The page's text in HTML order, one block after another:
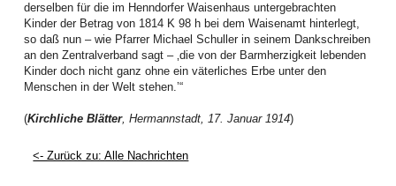
Was Studien über Glauben und Partnerschaft zeigen
Tatsächlich gibt es inzwischen auch wissenschaftliche Hinweise darauf, dass
gemeinsame Religiosität eine positive Rolle für Beziehungen spielen kann.
Langzeitstudien aus der Paarforschung zeigen unter anderem:
Beziehungszufriedenheit.
gemeinsame Orientierung bieten.
derselben für die im Henndorfer Waisenhaus untergebrachten
Kinder der Betrag von 1814 K 98 h bei dem Waisenamt hinterlegt,
so daß nun – wie Pfarrer Michael Schuller in seinem Dankschreiben
an den Zentralverband sagt – ‚die von der Barmherzigkeit lebenden
Kinder doch nicht ganz ohne ein väterliches Erbe unter den
Menschen in der Welt stehen.’“
(Kirchliche Blätter, Hermannstadt, 17. Januar 1914)
<- Zurück zu: Alle Nachrichten